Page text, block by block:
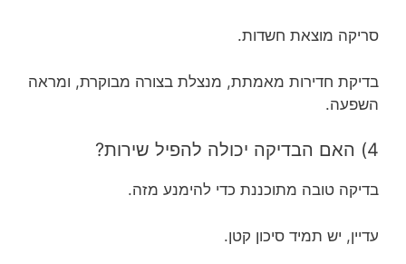
סריקה מוצאת חשדות.
בדיקת חדירות מאמתת, מנצלת בצורה מבוקרת, ומראה
השפעה.
4) האם הבדיקה יכולה להפיל שירות?
בדיקה טובה מתוכננת כדי להימנע מזה.
עדיין, יש תמיד סיכון קטן.